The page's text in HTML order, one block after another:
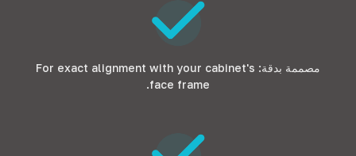
مصممة بدقة: For exact alignment with your cabinet's
face frame
.